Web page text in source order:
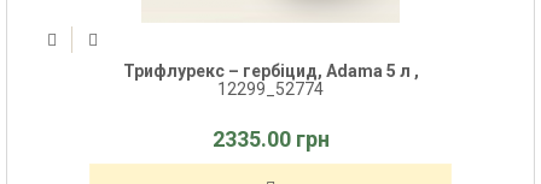
Трифлурекс – гербіцид, Adama 5 л ,
12299_52774
2335.00 грн